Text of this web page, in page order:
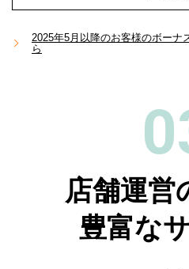
2025年5月以降のお客様のボーナ
ら
店舗運営
豊富な